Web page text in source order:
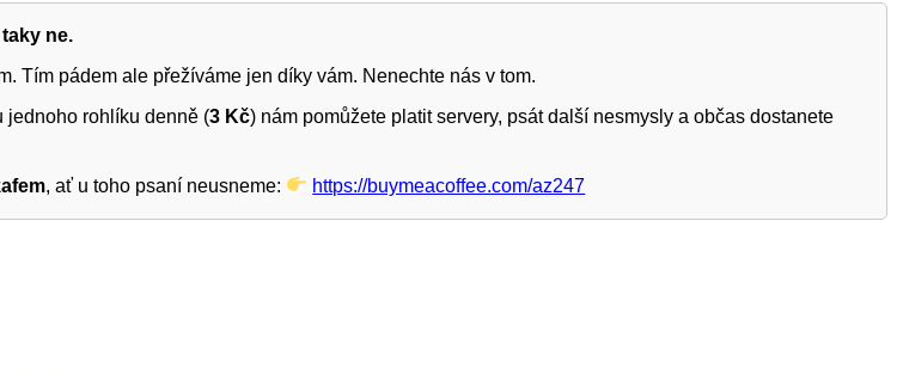
ne.
Tím pádem ale přežíváme jen díky vám. Nenechte nás v tom.
jednoho rohlíku denně (3 Kč) nám pomůžete platit servery, psát další nesmysly a občas dostanete
, ať u toho psaní neusneme: https://buymeacoffee.com/az247